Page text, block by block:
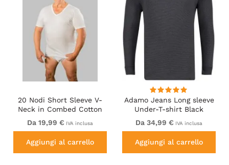
20 Nodi Short Sleeve V-
Neck in Combed Cotton
Jersey White
Da 19,99 € IVA inclusa
Aggiungi al carrello
Adamo Jeans Long sleeve
Under-T-shirt Black
Da 34,99 € IVA inclusa
Aggiungi al carrello